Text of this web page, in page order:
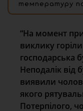
температуру
“На момент
виклику
господарська
Неподалік від
виявили
якого
Потерпілого,